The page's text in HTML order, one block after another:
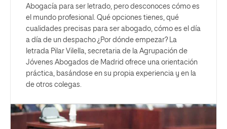
Abogacía para ser letrado, pero desconoces cómo es
el mundo profesional. Qué opciones tienes, qué
cualidades precisas para ser abogado, cómo es el día
a día de un despacho ¿Por dónde empezar? La
letrada Pilar Vilella, secretaria de la Agrupación de
Jóvenes Abogados de Madrid ofrece una orientación
práctica, basándose en su propia experiencia y en la
de otros colegas.